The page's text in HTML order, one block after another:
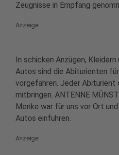
Zeugnisse in Empfang
Anzeige
In schicken Anzügen,
Autos sind die Abiturienten
vorgefahren. Jeder
mitbringen. ANTENNE
Menke war für uns vor Ort
Autos einfuhren.
Anzeige